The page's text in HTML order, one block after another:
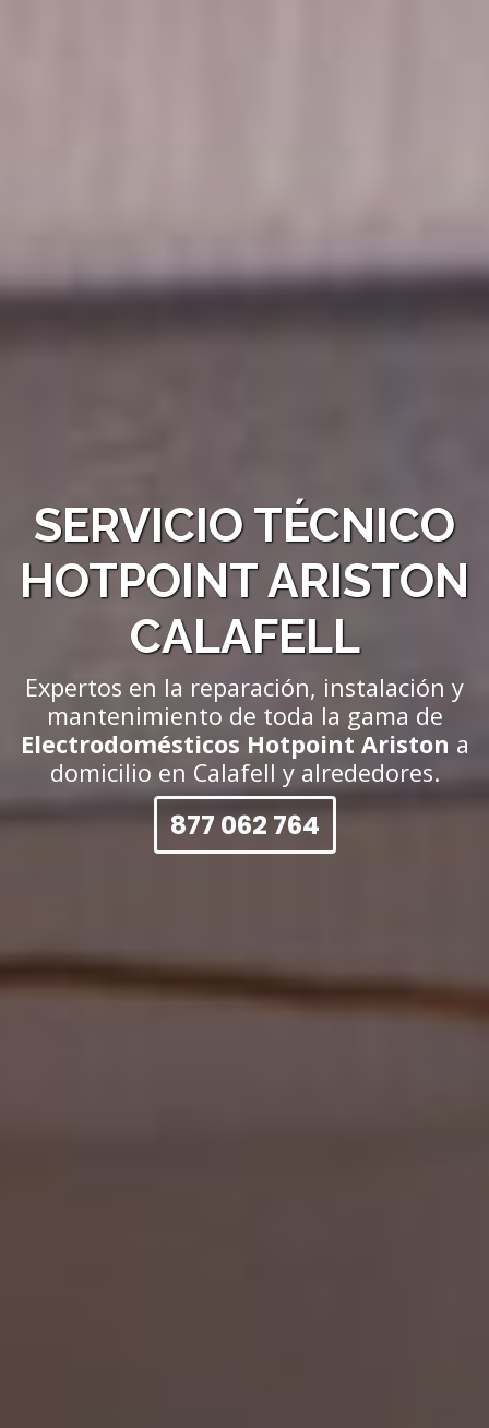
SERVICIO TÉCNICO
HOTPOINT ARISTON
CALAFELL
Expertos en la reparación, instalación y
mantenimiento de toda la gama de
Electrodomésticos Hotpoint Ariston a
domicilio en Calafell y alrededores.
877 062 764